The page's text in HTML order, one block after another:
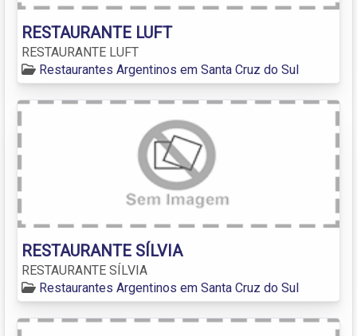
RESTAURANTE LUFT
RESTAURANTE LUFT
Restaurantes Argentinos em Santa Cruz do Sul
RESTAURANTE SÍLVIA
RESTAURANTE SÍLVIA
Restaurantes Argentinos em Santa Cruz do Sul